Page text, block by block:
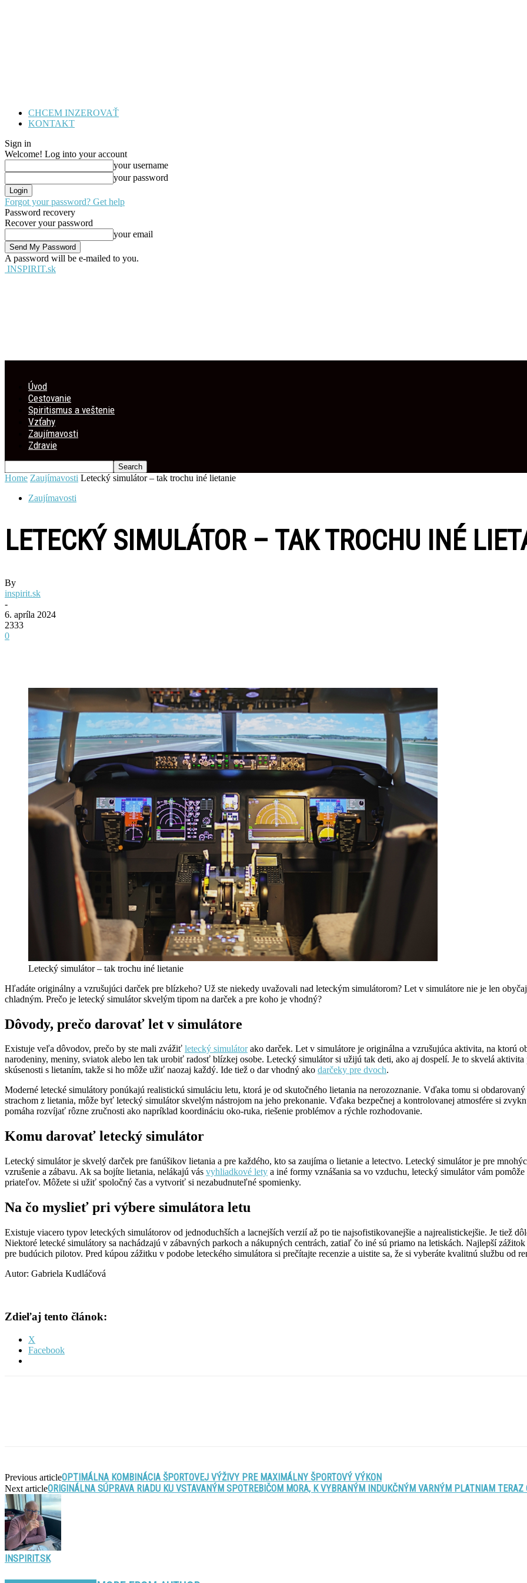
CHCEM INZEROVAŤ
KONTAKT
Sign in
Welcome! Log into your account
your username
your password
Forgot your password? Get help
Password recovery
Recover your password
your email
A password will be e-mailed to you.
INSPIRIT.sk
Úvod
Cestovanie
Spiritismus a veštenie
Vzťahy
Zaujímavosti
Zdravie
Home Zaujímavosti Letecký simulátor – tak trochu iné lietanie
Zaujímavosti
LETECKÝ SIMULÁTOR – TAK TROCHU INÉ
By
inspirit.sk
-
6. apríla 2024
2333
0
Letecký simulátor – tak trochu iné lietanie
Hľadáte originálny a vzrušujúci darček pre blízkeho? Už ste niekedy uvažovali nad leteckým simulátorom? Let v simulátore nie je len
chladným. Prečo je letecký simulátor skvelým tipom na darček a pre koho je vhodný?
Dôvody, prečo darovať let v simulátore
Existuje veľa dôvodov, prečo by ste mali zvážiť letecký simulátorako darček. Let v simulátore je originálna a vzrušujúca aktivita, na ktorú
narodeniny, meniny, sviatok alebo len tak urobiť radosť blízkej osobe. Letecký simulátor si užijú tak deti, ako aj dospelí. Je to skvelá
skúsenosti s lietaním, takže si ho môže užiť naozaj každý. Ide tiež o dar vhodný ako darčeky pre dvoch.
Moderné letecké simulátory ponúkajú realistickú simuláciu letu, ktorá je od skutočného lietania na nerozoznanie. Vďaka tomu si
strachom z lietania, môže byť letecký simulátor skvelým nástrojom na jeho prekonanie. Vďaka bezpečnej a kontrolovanej atmosfére si
pomáha rozvíjať rôzne zručnosti ako napríklad koordináciu oko-ruka, riešenie problémov a rýchle rozhodovanie.
Komu darovať letecký simulátor
Letecký simulátor je skvelý darček pre fanúšikov lietania a pre každého, kto sa zaujíma o lietanie a letectvo. Letecký simulátor je pre
vzrušenie a zábavu. Ak sa bojíte lietania, nelákajú vás vyhliadkové lety a iné formy vznášania sa vo vzduchu, letecký simulátor vám
priateľov. Môžete si užiť spoločný čas a vytvoriť si nezabudnuteľné spomienky.
Na čo myslieť pri výbere simulátora letu
Existuje viacero typov leteckých simulátorov od jednoduchších a lacnejších verzií až po tie najsofistikovanejšie a najrealistickejšie. Je tiež
Niektoré letecké simulátory sa nachádzajú v zábavných parkoch a nákupných centrách, zatiaľ čo iné sú priamo na letiskách. Najlepší
pre budúcich pilotov. Pred kúpou zážitku v podobe leteckého simulátora si prečítajte recenzie a uistite sa, že si vyberáte kvalitnú službu od
Autor: Gabriela Kudláčová
Zdieľaj tento článok:
X
Facebook
Previous articleOPTIMÁLNA KOMBINÁCIA ŠPORTOVEJ VÝŽIVY PRE MAXIMÁLNY ŠPORTOVÝ VÝKON
Next articleORIGINÁLNA SÚPRAVA RIADU KU VSTAVANÝM SPOTREBIČOM MORA, K VYBRANÝM INDUKČNÝM VARNÝM PLATNIAM
INSPIRIT.SK